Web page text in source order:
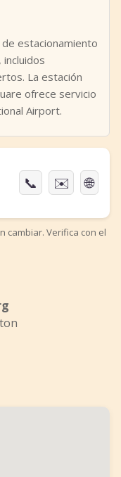
estacionamiento
La estación
ofrece servicio
Airport.
📞 ✉️ 🌐
cambiar. Verifica con el